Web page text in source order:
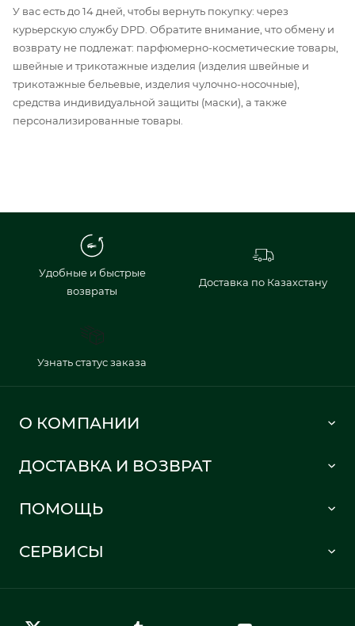
У вас есть до 14 дней, чтобы вернуть покупку: через
курьерскую службу DPD. Обратите внимание, что обмену и
возврату не подлежат: парфюмерно-косметические товары,
швейные и трикотажные изделия (изделия швейные и
трикотажные бельевые, изделия чулочно-носочные),
средства индивидуальной защиты (маски), а также
персонализированные товары.
Удобные и быстрые
возвраты
Доставка по Казахстану
Узнать статус заказа
О КОМПАНИИ
Политика в отношении обработки персональных данных
ДОСТАВКА И ВОЗВРАТ
Информация о доставке
Правила возврата
ПОМОЩЬ
Карта сайта
СЕРВИСЫ